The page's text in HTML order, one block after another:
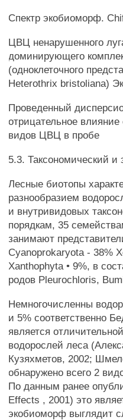
Спектр экобиоморф.
ЦВЦ ненарушенного
доминирующего
(одноклеточного
Heterothrix bristoliana)
Проведенный
отрицательное
видов ЦВЦ в пробе
5.3. Таксономический
Лесные биотопы
разнообразием
и внутривидовых
порядкам, 35
занимают
Cyanoprokaryota - 38%
Xanthophyta • 9%, в
родов Pleurochloris,
Немногочисленны
и 5% соответственно
является
водорослей леса
Кузяхметов, 2002;
обнаружено всего 2
По данным ранее
Effects , 2001) это
экобиоморф выглядит